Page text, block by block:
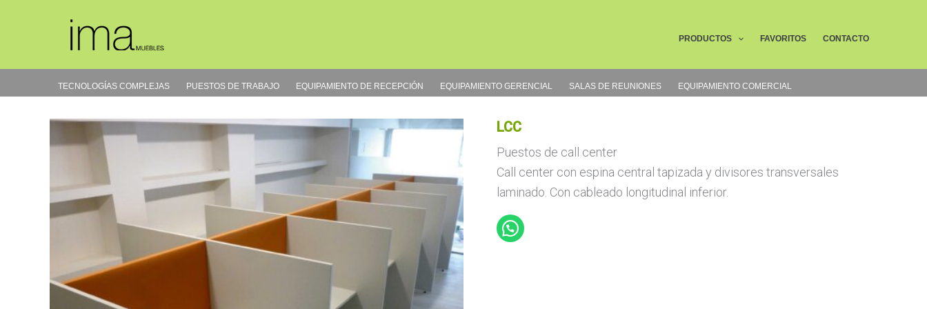
PRODUCTOS FAVORITOS CONTACTO
TECNOLOGÍAS COMPLEJAS PUESTOS DE TRABAJO EQUIPAMIENTO DE RECEPCIÓN EQUIPAMIENTO GERENCIAL SALAS DE REUNIONES EQUIPAMIENTO COMERCIAL
LCC
Puestos de call center
Call center con espina central tapizada y divisores transversales
laminado. Con cableado longitudinal inferior.